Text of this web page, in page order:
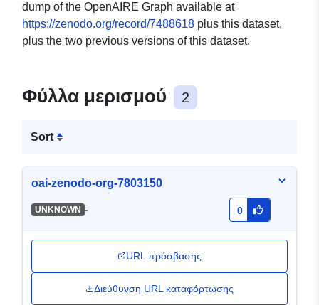
dump of the OpenAIRE Graph available at
https://zenodo.org/record/7488618 plus this dataset,
plus the two previous versions of this dataset.
Φύλλα μερισμού 2
Sort
oai-zenodo-org-7803150
UNKNOWN - 0
URL πρόσβασης
Διεύθυνση URL καταφόρτωσης